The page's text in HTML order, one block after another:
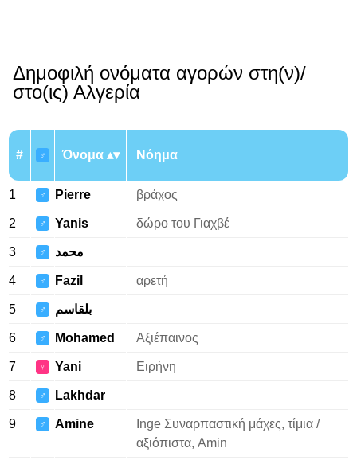
Δημοφιλή ονόματα αγορών στη(ν)/
στο(ις) Αλγερία
# ♂ Όνομα Νόημα
1 ♂ Pierre βράχος
2 ♂ Yanis δώρο του Γιαχβέ
3 ♂ محمد
4 ♂ Fazil αρετή
5 ♂ بلقاسم
6 ♂ Mohamed Αξιέπαινος
7 ♀ Yani Ειρήνη
8 ♂ Lakhdar
9 ♂ Amine
Inge Συναρπαστική μάχες, τίμια /
αξιόπιστα, Amin